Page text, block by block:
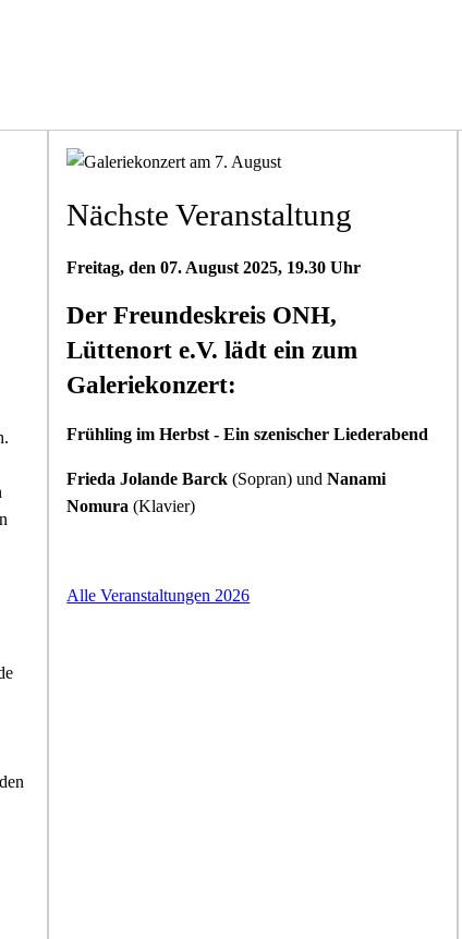
Nächste Veranstaltung
Freitag, den 07. August 2025, 19.30 Uhr
Der Freundeskreis ONH,
Lüttenort e.V. lädt ein zum
Galeriekonzert:
Frühling im Herbst - Ein szenischer Liederabend
Frieda Jolande Barck (Sopran) undNanami
Nomura (Klavier)
Alle Veranstaltungen 2026